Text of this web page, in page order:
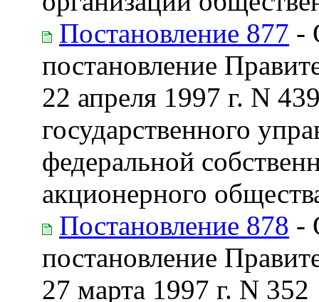
Постановление 877 -
постановление
22 апреля 1997 г. N
государственного
федеральной
акционерного
Постановление 878 -
постановление
27 марта 1997 г. N 352